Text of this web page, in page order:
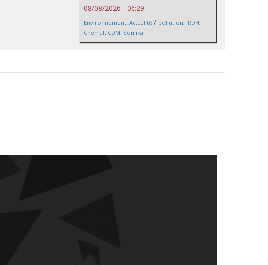
08/08/2026 - 06:29
Environnement, Actualité / pollution, IRDH,
Chemaf, CDM, Somika